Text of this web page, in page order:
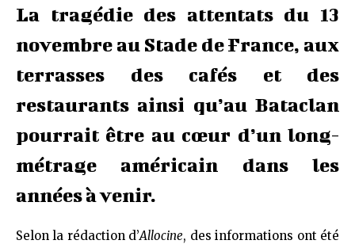
La tragédie des attentats du 13
novembre au Stade de France, aux
terrasses des cafés et des
restaurants ainsi qu’au Bataclan
pourrait être au cœur d’un long-
métrage américain dans les
années à venir.
Selon la rédaction d’Allocine, des informations ont été